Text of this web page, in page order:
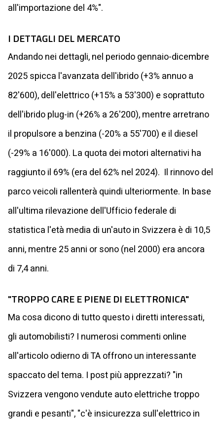
all'importazione del 4%".
I DETTAGLI DEL MERCATO
Andando nei dettagli, nel periodo gennaio-dicembre
2025 spicca l'avanzata dell'ibrido (+3% annuo a
82'600), dell'elettrico (+15% a 53'300) e soprattuto
dell'ibrido plug-in (+26% a 26'200), mentre arretrano
il propulsore a benzina (-20% a 55'700) e il diesel
(-29% a 16'000). La quota dei motori alternativi ha
raggiunto il 69% (era del 62% nel 2024). Il rinnovo del
parco veicoli rallenterà quindi ulteriormente. In base
all'ultima rilevazione dell'Ufficio federale di
statistica l'età media di un'auto in Svizzera è di 10,5
anni, mentre 25 anni or sono (nel 2000) era ancora
di 7,4 anni.
"TROPPO CARE E PIENE DI ELETTRONICA"
Ma cosa dicono di tutto questo i diretti interessati,
gli automobilisti? I numerosi commenti online
all'articolo odierno di TA offrono un interessante
spaccato del tema. I post più apprezzati? "in
Svizzera vengono vendute auto elettriche troppo
grandi e pesanti", "c'è insicurezza sull'elettrico in